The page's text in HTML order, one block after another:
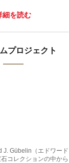
細を読む
プロジェクト
J. Gübelin（エドワード
コレクションの中から